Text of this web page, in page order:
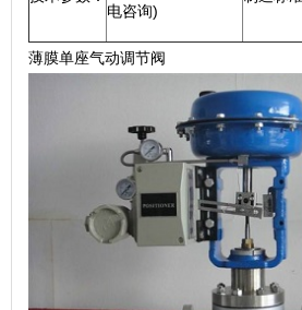
电咨询)
薄膜单座气动调节阀